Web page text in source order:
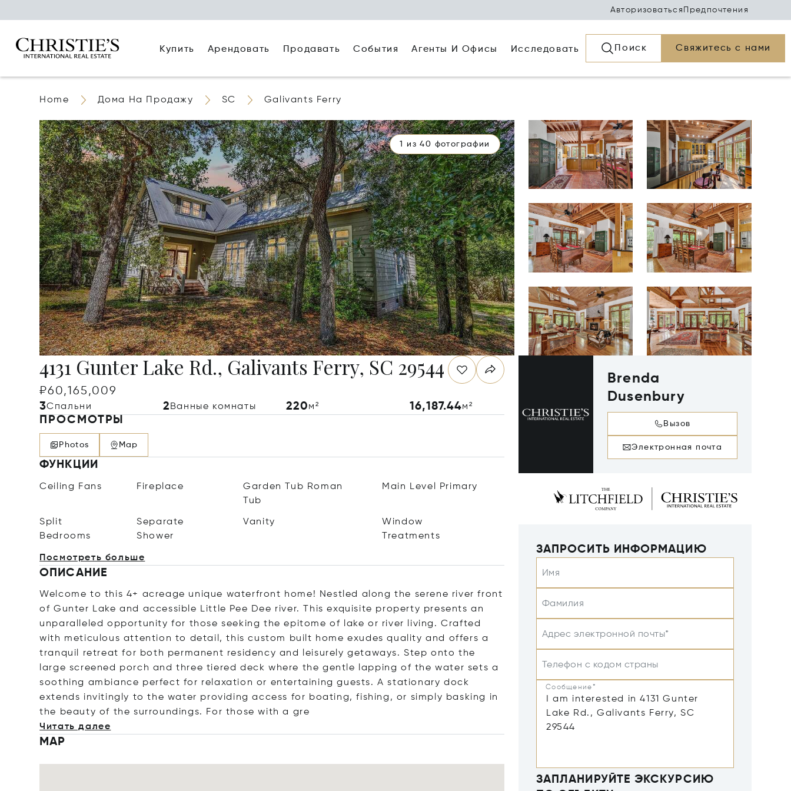
Авторизоваться Предпочтения
Купить Арендовать Продавать События Агенты И Офисы Исследовать Поиск Свяжитесь с нами
Home Дома На Продажу SC Galivants Ferry
1 из 40 фотографии
4131 Gunter Lake Rd., Galivants Ferry, SC 29544
₽60,165,009
3Спальни 2 Ванные комнаты 220м² 16,187.44м²
ПРОСМОТРЫ
Photos Map
ФУНКЦИИ
Ceiling Fans Fireplace
Garden Tub Roman
Tub
Main Level Primary
Split
Bedrooms
Separate
Shower
Vanity
Window
Treatments
Посмотреть больше
ОПИСАНИЕ
Welcome to this 4+ acreage unique waterfront home! Nestled along the serene river front
of Gunter Lake and accessible Little Pee Dee river. This exquisite property presents an
unparalleled opportunity for those seeking the epitome of lake or river living. Crafted
with meticulous attention to detail, this custom built home exudes quality and offers a
tranquil retreat for both permanent residency and leisurely getaways. Step onto the
large screened porch and three tiered deck where the gentle lapping of the water sets a
soothing ambiance perfect for relaxation or entertaining guests. A stationary dock
extends invitingly to the water providing access for boating, fishing, or simply basking in
the beauty of the surroundings. For those witha gre
Читать далее
MAP
Brenda
Dusenbury
Вызов
Электронная почта
ЗАПРОСИТЬ ИНФОРМАЦИЮ
Имя
Фамилия
Адрес электронной почты*
Телефон с кодом страны
Сообщение*
ЗАПЛАНИРУЙТЕ ЭКСКУРСИЮ